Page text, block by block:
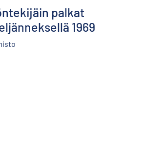
palkat
1969